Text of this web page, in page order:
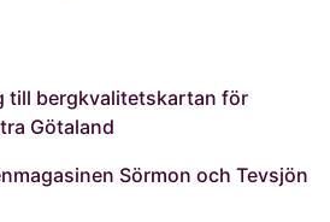
till bergkvalitetskartan för
Götaland
Sörmon och Tevsjön